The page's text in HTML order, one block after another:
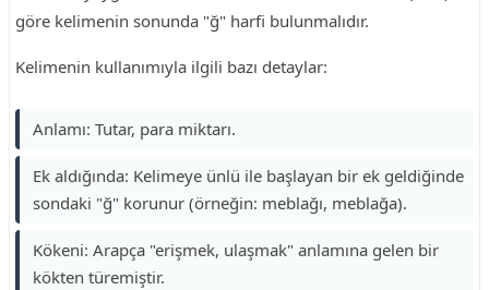
göre kelimenin sonunda "ğ" harfi bulunmalıdır.
Kelimenin kullanımıyla ilgili bazı detaylar:
Anlamı: Tutar, para miktarı.
Ek aldığında: Kelimeye ünlü ile başlayan bir ek geldiğinde
sondaki "ğ" korunur (örneğin: meblağı, meblağa).
Kökeni: Arapça "erişmek, ulaşmak" anlamına gelen bir
kökten türemiştir.